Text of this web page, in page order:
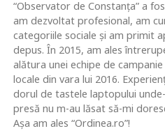
“Observator de Constanța” a
am dezvoltat profesional, am
categoriile sociale și am primit
depus. În 2015, am ales
alătura unei echipe de
locale din vara lui 2016.
dorul de tastele laptopului
presă nu m-au lăsat să-mi
Așa am ales “Ordinea.ro”!